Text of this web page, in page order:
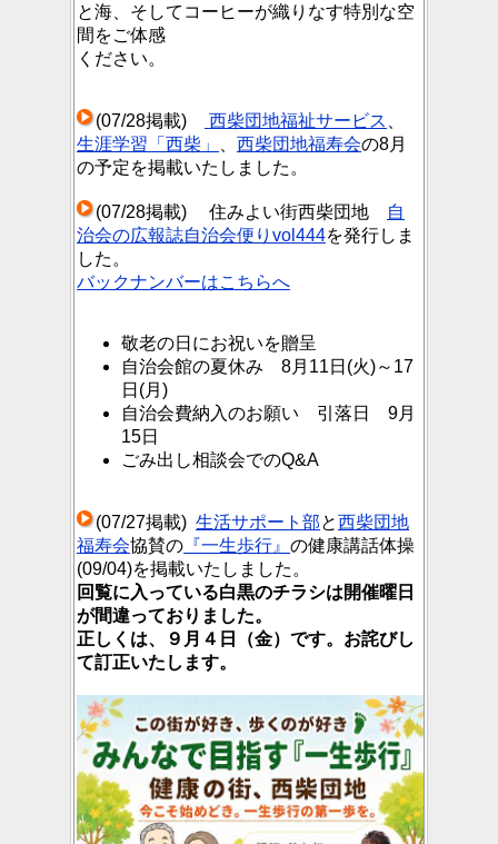
と海、そしてコーヒーが織りなす特別な空
間をご体感
ください。
(07/28掲載) 西柴団地福祉サービス
生涯学習「西柴」
西柴団地福寿会の8月
の予定を掲載いたしました。
(07/28掲載) 住みよい街西柴団地
自
治会の広報誌自治会便りvol444を発行しま
した。
バックナンバーはこちらへ
敬老の日にお祝いを贈呈
自治会館の夏休み 8月11日(火)～17
日(月)
自治会費納入のお願い 引落日 9月
15日
ごみ出し相談会でのQ&A
(07/27掲載) 生活サポート部と西柴団地
福寿会協賛の 『一生歩行』 の健康講話体操
(09/04)を掲載いたしました。
回覧に入っている白黒のチラシは開催曜日
が間違っておりました。
正しくは、９月４日（金）です。お詫びし
て訂正いたします。